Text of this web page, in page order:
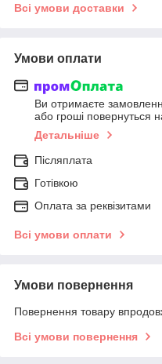
Всі умови доставки
Умови оплати
Ви отримаєте
або гроші повернуться
Детальніше
Післяплата
Готівкою
Оплата за реквізитами
Всі умови оплати
Умови повернення
Повернення товару
Всі умови повернення